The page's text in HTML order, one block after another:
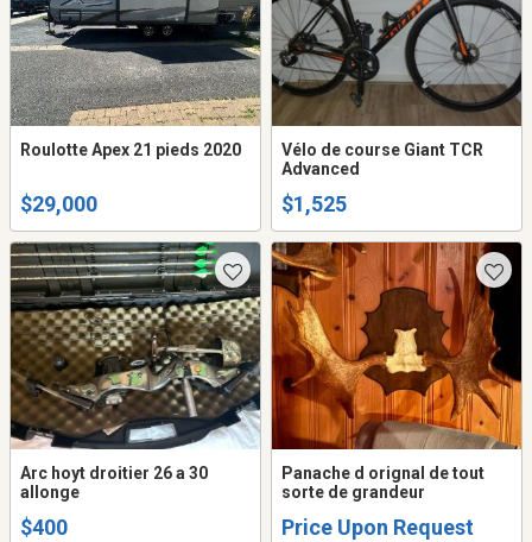
Roulotte Apex 21 pieds 2020
$29,000
Vélo de course Giant TCR
Advanced
$1,525
Arc hoyt droitier 26 a 30
allonge
$400
Panache d orignal de tout
sorte de grandeur
Price Upon Request